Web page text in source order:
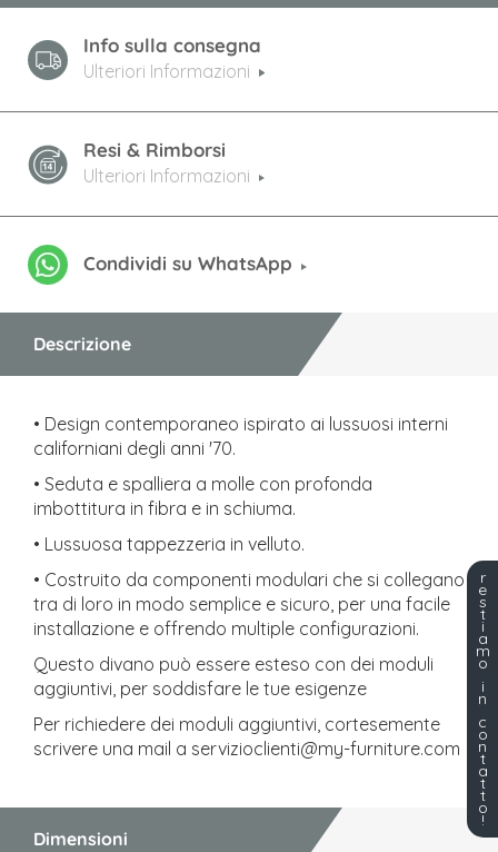
Info sulla consegna
Ulteriori Informazioni
Resi & Rimborsi
Ulteriori Informazioni
Condividi su WhatsApp
Descrizione
• Design contemporaneo ispirato ai lussuosi interni
californiani degli anni '70.
• Seduta e spalliera a molle con profonda
imbottitura in fibra e in schiuma.
• Lussuosa tappezzeria in velluto.
• Costruito da componenti modulari che si collegano
tra di loro in modo semplice e sicuro, per una facile
installazione e offrendo multiple configurazioni.
Questo divano può essere esteso con dei moduli
aggiuntivi, per soddisfare le tue esigenze
Per richiedere dei moduli aggiuntivi, cortesemente
scrivere una mail a servizioclienti@my-furniture.com
Dimensioni
r
e
s
t
i
a
m
o
i
n
c
o
n
t
a
t
t
o
!